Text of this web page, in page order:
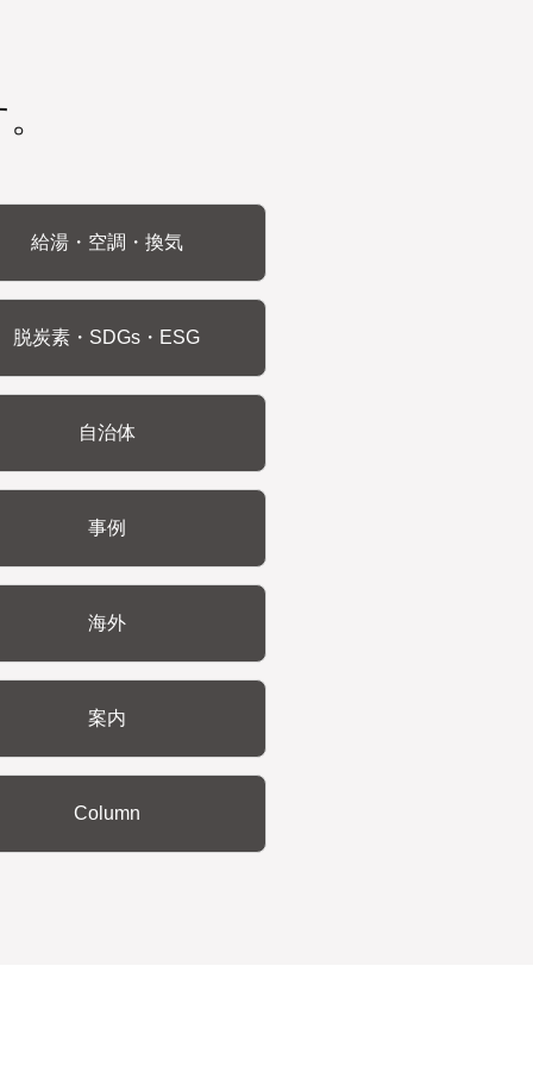
給湯・空調・換気
脱炭素・SDGs・ESG
自治体
事例
海外
案内
Column